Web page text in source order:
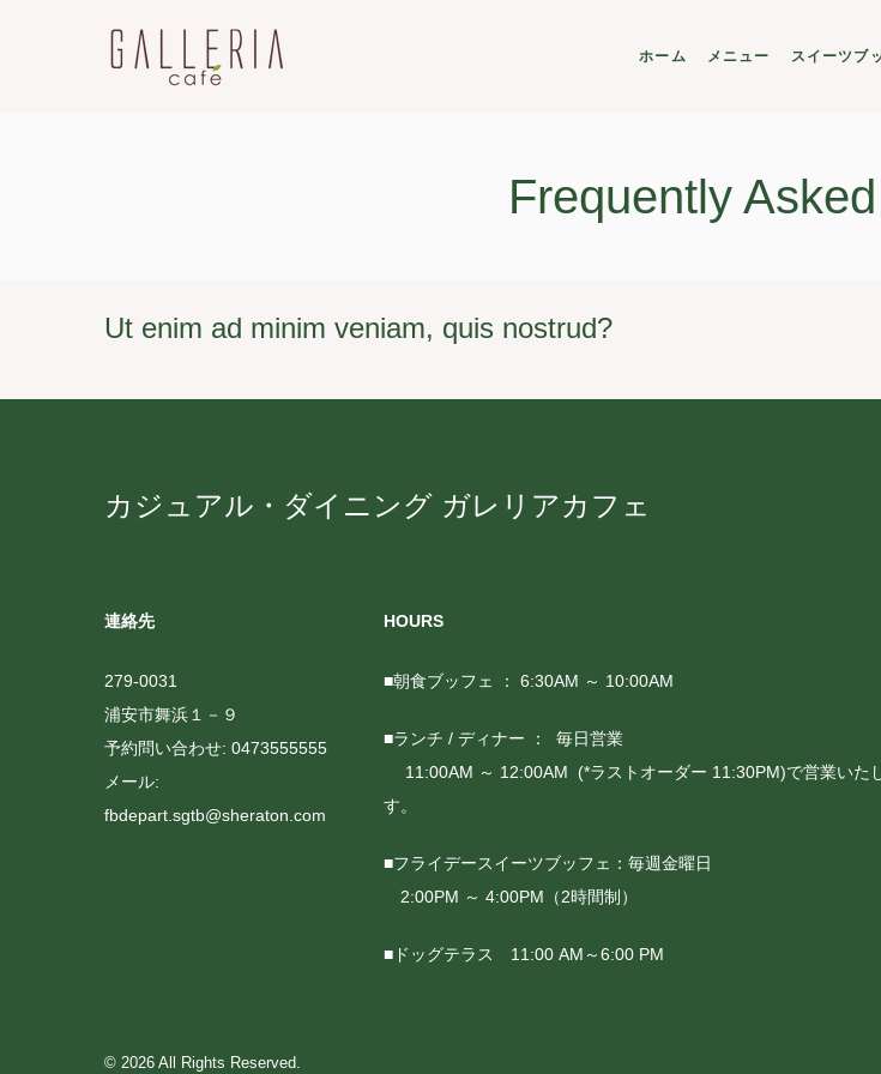
ホーム メニュー スイーツブ
Frequently
Ut enim ad minim veniam, quis nostrud?
カジュアル・ダイニング ガレリアカフェ
連絡先
279-0031
浦安市舞浜１－９
予約問い合わせ: 0473555555
メール:
fbdepart.sgtb@sheraton.com
HOURS
■朝食ブッフェ ： 6:30AM ～ 10:00AM
■ランチ / ディナー ： 毎日営業
11:00AM ～ 12:00AM (*ラストオーダー 11:30PM)で営業いた
す。
■フライデースイーツブッフェ：毎週金曜日
2:00PM ～ 4:00PM（2時間制）
■ドッグテラス 11:00 AM～6:00 PM
© 2026 All Rights Reserved.